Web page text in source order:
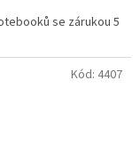
se zárukou 5
Kód: 4407